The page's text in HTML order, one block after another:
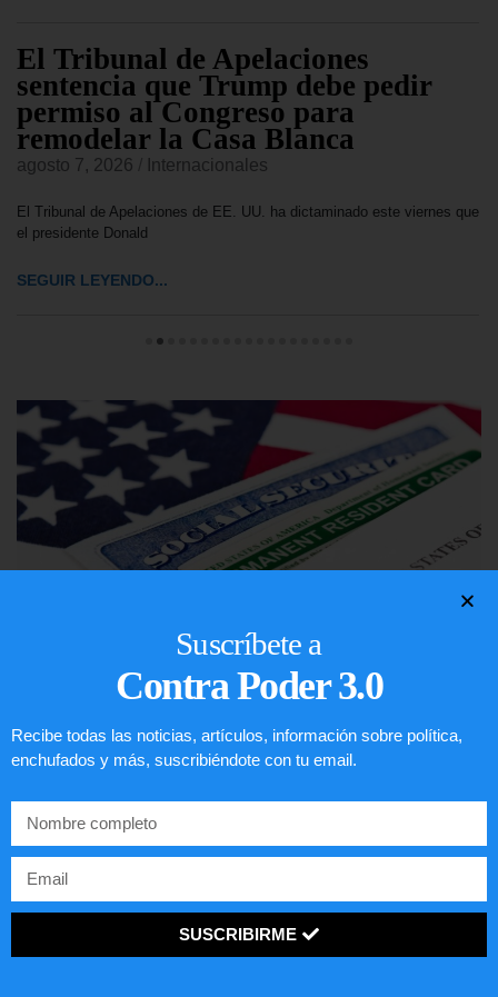
El Tribunal de Apelaciones
sentencia que Trump debe pedir
permiso al Congreso para
remodelar la Casa Blanca
agosto 7, 2026 Internacionales
El Tribunal de Apelaciones de EE. UU. ha dictaminado este viernes que
el presidente Donald
SEGUIR LEYENDO...
Lotería de visa de EEUU
Suscríbete a
Contra Poder 3.0
Recibe todas las noticias, artículos, información sobre política,
enchufados y más, suscribiéndote con tu email.
SUSCRIBIRME